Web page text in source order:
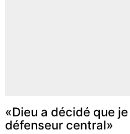
«Dieu a décidé que
défenseur central»